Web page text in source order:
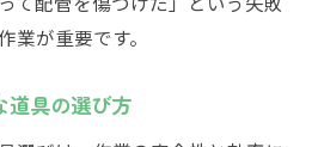
業が重要です。
道具の選び方